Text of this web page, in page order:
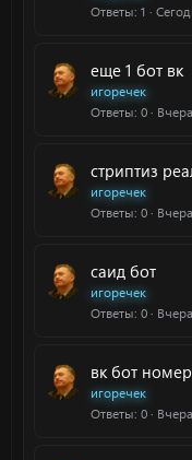
Ответы 1
еще 1 бот вк
игоречек
Ответы 0
стриптиз
игоречек
Ответы 0
саид бот
игоречек
Ответы 0
вк бот
игоречек
Ответы 0